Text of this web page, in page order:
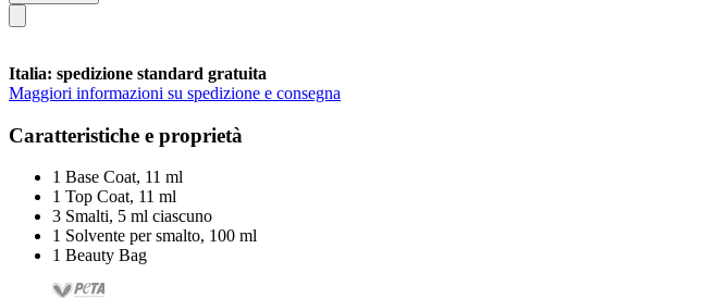
Italia: spedizione standard gratuita
Maggiori informazioni su spedizione e consegna
Caratteristiche e proprietà
1 Base Coat, 11 ml
1 Top Coat, 11 ml
3 Smalti, 5 ml ciascuno
1 Solvente per smalto, 100 ml
1 Beauty Bag